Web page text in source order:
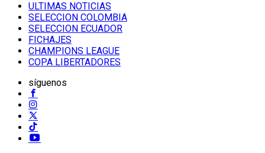
ULTIMAS NOTICIAS
SELECCION COLOMBIA
SELECCION ECUADOR
FICHAJES
CHAMPIONS LEAGUE
COPA LIBERTADORES
síguenos